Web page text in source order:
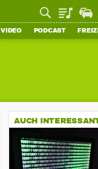
Playlist
VIDEO PODCAST
AUCH